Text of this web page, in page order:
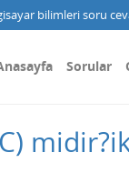
bilimleri soru
Sorular